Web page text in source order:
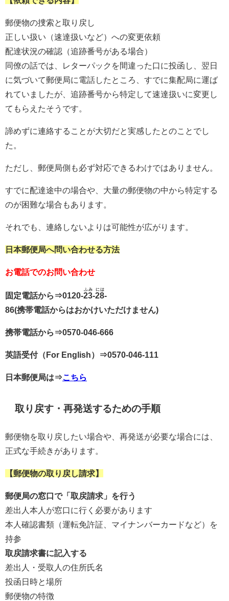
郵便物の捜索と取り戻し
正しい扱い（速達扱いなど）への変更依頼
配達状況の確認（追跡番号がある場合）
同僚の話では、レターパックを間違った口に投函し、翌日
に気づいて郵便局に電話したところ、すでに集配局に運ば
れていましたが、追跡番号から特定して速達扱いに変更し
てもらえたそうです。
諦めずに連絡することが大切だと実感したとのことでし
た。
ただし、郵便局側も必ず対応できるわけではありません。
すでに配達途中の場合や、大量の郵便物の中から特定する
のが困難な場合もあります。
それでも、連絡しないよりは可能性が広がります。
日本郵便局へ問い合わせる方法
お電話でのお問い合わせ
固定電話から⇒0120-23
ふみ
-28
には
-
86(携帯電話からはおかけいただけません)
携帯電話から⇒0570-046-666
英語受付（For English）⇒0570-046-111
日本郵便局は⇒こちら
取り戻す・再発送するための手順
郵便物を取り戻したい場合や、再発送が必要な場合には、
正式な手続きがあります。
【郵便物の取り戻し請求】
郵便局の窓口で「取戻請求」を行う
差出人本人が窓口に行く必要があります
本人確認書類（運転免許証、マイナンバーカードなど）を
持参
取戻請求書に記入する
差出人・受取人の住所氏名
投函日時と場所
郵便物の特徴